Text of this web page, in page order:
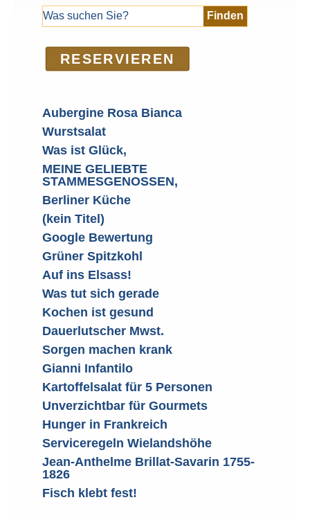
RE­SER­VIEREN
Aubergine Rosa Bianca
Wurstsalat
Was ist Glück,
MEINE GELIEBTE
STAMMESGENOSSEN,
Berliner Küche
(kein Titel)
Google Bewertung
Grüner Spitzkohl
Auf ins Elsass!
Was tut sich gerade
Kochen ist gesund
Dauerlutscher Mwst.
Sorgen machen krank
Gianni Infantilo
Kartoffelsalat für 5 Personen
Unverzichtbar für Gourmets
Hunger in Frankreich
Serviceregeln Wielandshöhe
Jean-Anthelme Brillat-Savarin 1755-
1826
Fisch klebt fest!